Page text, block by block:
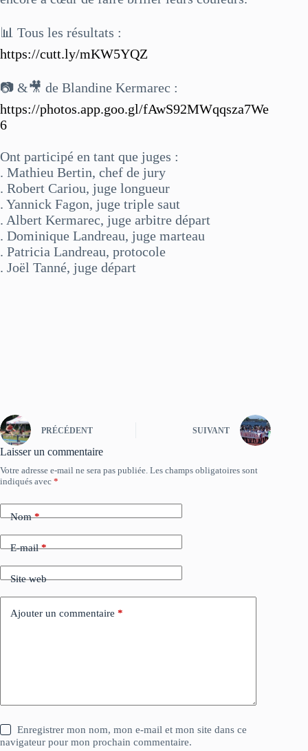
📊 Tous les résultats :
https://cutt.ly/mKW5YQZ
📷 &🎥 de Blandine Kermarec :
https://photos.app.goo.gl/fAwS92MWqqsza7We
6
Ont participé en tant que juges :
. Mathieu Bertin, chef de jury
. Robert Cariou, juge longueur
. Yannick Fagon, juge triple saut
. Albert Kermarec, juge arbitre départ
. Dominique Landreau, juge marteau
. Patricia Landreau, protocole
. Joël Tanné, juge départ
PRÉCÉDENT SUIVANT
Laisser un commentaire
Votre adresse e-mail ne sera pas publiée. Les champs obligatoires sont
indiqués avec *
Nom*
E-mail*
Site web
Ajouter un commentaire *
Enregistrer mon nom, mon e-mail et mon site dans ce
navigateur pour mon prochain commentaire.